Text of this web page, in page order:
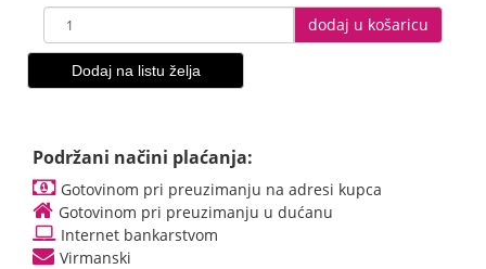
dodaj u košaricu
Dodaj na listu želja
Podržani načini plaćanja:
Gotovinom pri preuzimanju na adresi kupca
Gotovinom pri preuzimanju u dućanu
Internet bankarstvom
Virmanski